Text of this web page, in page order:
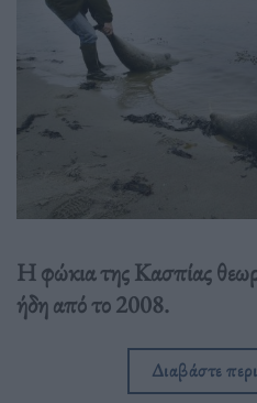
Η φώκια της Κασπίας
ήδη από το 2008.
Διαβάστε